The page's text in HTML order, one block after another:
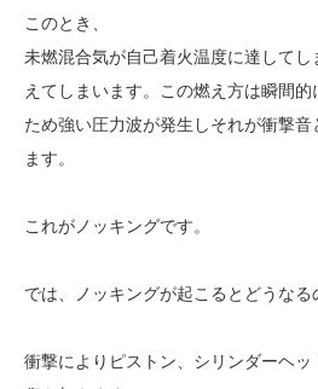
このとき、
未燃混合気が自己着火温度に達して
えてしまいます。この燃え方は瞬間
ため強い圧力波が発生しそれが衝撃
ます。
これがノッキングです。
では、ノッキングが起こるとどうなる
衝撃によりピストン、シリンダーヘ